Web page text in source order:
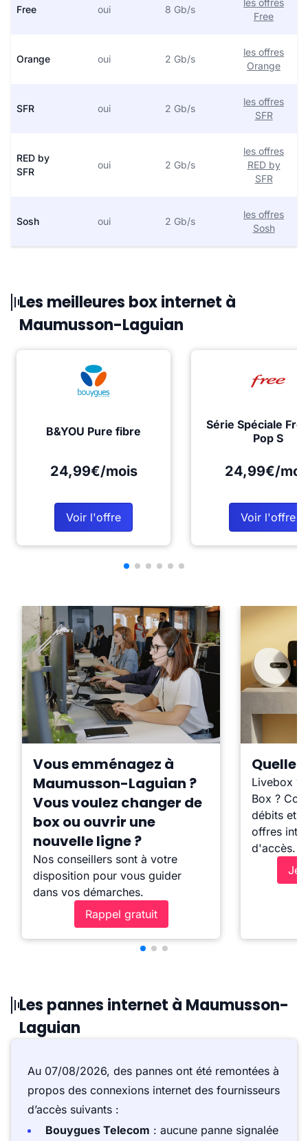
Free oui 8 Gb/s
les offres
Free
Orange oui 2 Gb/s
les offres
Orange
SFR oui 2 Gb/s
les offres
SFR
RED by
SFR
oui 2 Gb/s
les offres
RED by
SFR
Sosh oui 2 Gb/s
les offres
Sosh
Les meilleures box internet à
Maumusson-Laguian
B&YOU Pure fibre
24,99€/mois
Voir l'offre
Série Spéciale
Pop S
24,99€/
Voir l'offre
Vous emménagez à
Maumusson-Laguian ?
Vous voulez changer de
box ou ouvrir une
nouvelle ligne ?
Nos conseillers sont à votre
disposition pour vous guider
dans vos démarches.
Rappel gratuit
Quelle
Livebox ?
Box ?
débits et
offres
d'accès.
Je
Les pannes internet à Maumusson-
Laguian
Au 07/08/2026, des pannes ont été remontées à
propos des connexions internet des fournisseurs
d’accès suivants :
Bouygues Telecom : aucune panne signalée